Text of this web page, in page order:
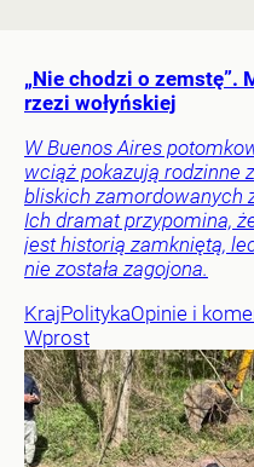
„Nie chodzi o zemstę”.
rzezi wołyńskiej
W Buenos Aires
wciąż pokazują rodzinne
bliskich zamordowanych
Ich dramat przypomina,
jest historią zamkniętą,
nie została zagojona.
KrajPolitykaOpinie i
Wprost